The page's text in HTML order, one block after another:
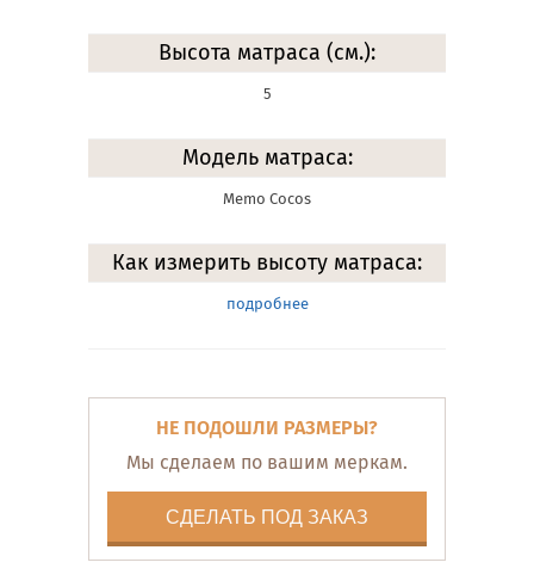
Высота матраса (см.):
5
Модель матраса:
Memo Cocos
Как измерить высоту матраса:
подробнее
НЕ ПОДОШЛИ РАЗМЕРЫ?
Мы сделаем по вашим меркам.
СДЕЛАТЬ ПОД ЗАКАЗ